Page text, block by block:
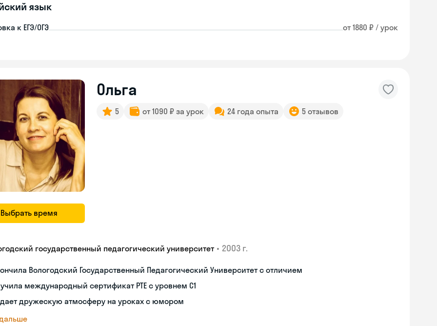
язык
к ЕГЭ/ОГЭ от 1880 ₽ / урок
Выбрать время
Ольга
5 от 1090 ₽ за урок 24 года опыта 5 отзывов
государственный педагогический университет • 2003 г.
Вологодский Государственный Педагогический Университет с отличием
международный сертификат PTE с уровнем C1
дружескую атмосферу на уроках с юмором